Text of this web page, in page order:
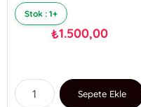
Stok : 1+
₺1.500,00
Sepete Ekle